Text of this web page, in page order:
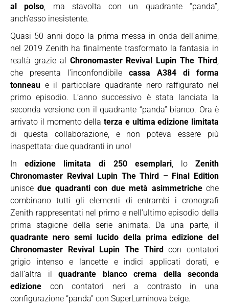
al polso , ma stavolta con un quadrante “panda”,
anch’esso inesistente.
Quasi 50 anni dopo la prima messa in onda dell’anime,
nel 2019 Zenith ha finalmente trasformato la fantasia in
realtà grazie al Chronomaster Revival Lupin The Third
che presenta l’inconfondibile cassa A384 di forma
tonneau e il particolare quadrante nero raffigurato nel
primo episodio. L’anno successivo è stata lanciata la
seconda versione con il quadrante “panda” bianco. Ora è
arrivato il momento della terza e ultima edizione limitata
di questa collaborazione, e non poteva essere più
inaspettata: due quadranti in uno!
Inedizione limitata di 250 esemplari, loZenith
Chronomaster Revival Lupin The Third – Final Edition
uniscedue quadranti con due metà asimmetricheche
combinano tutti gli elementi di entrambi i cronografi
Zenith rappresentati nel primo e nell’ultimo episodio della
prima stagione della serie animata. Da una parte, il
quadrante nero semi lucido della prima edizione del
Chronomaster Revival Lupin The Thirdcon contatori
grigio intenso e lancette e indici applicati dorati, e
dall’altra il quadrante bianco crema della seconda
edizione con contatori neri a contrasto in una
configurazione “panda” con SuperLuminova beige.